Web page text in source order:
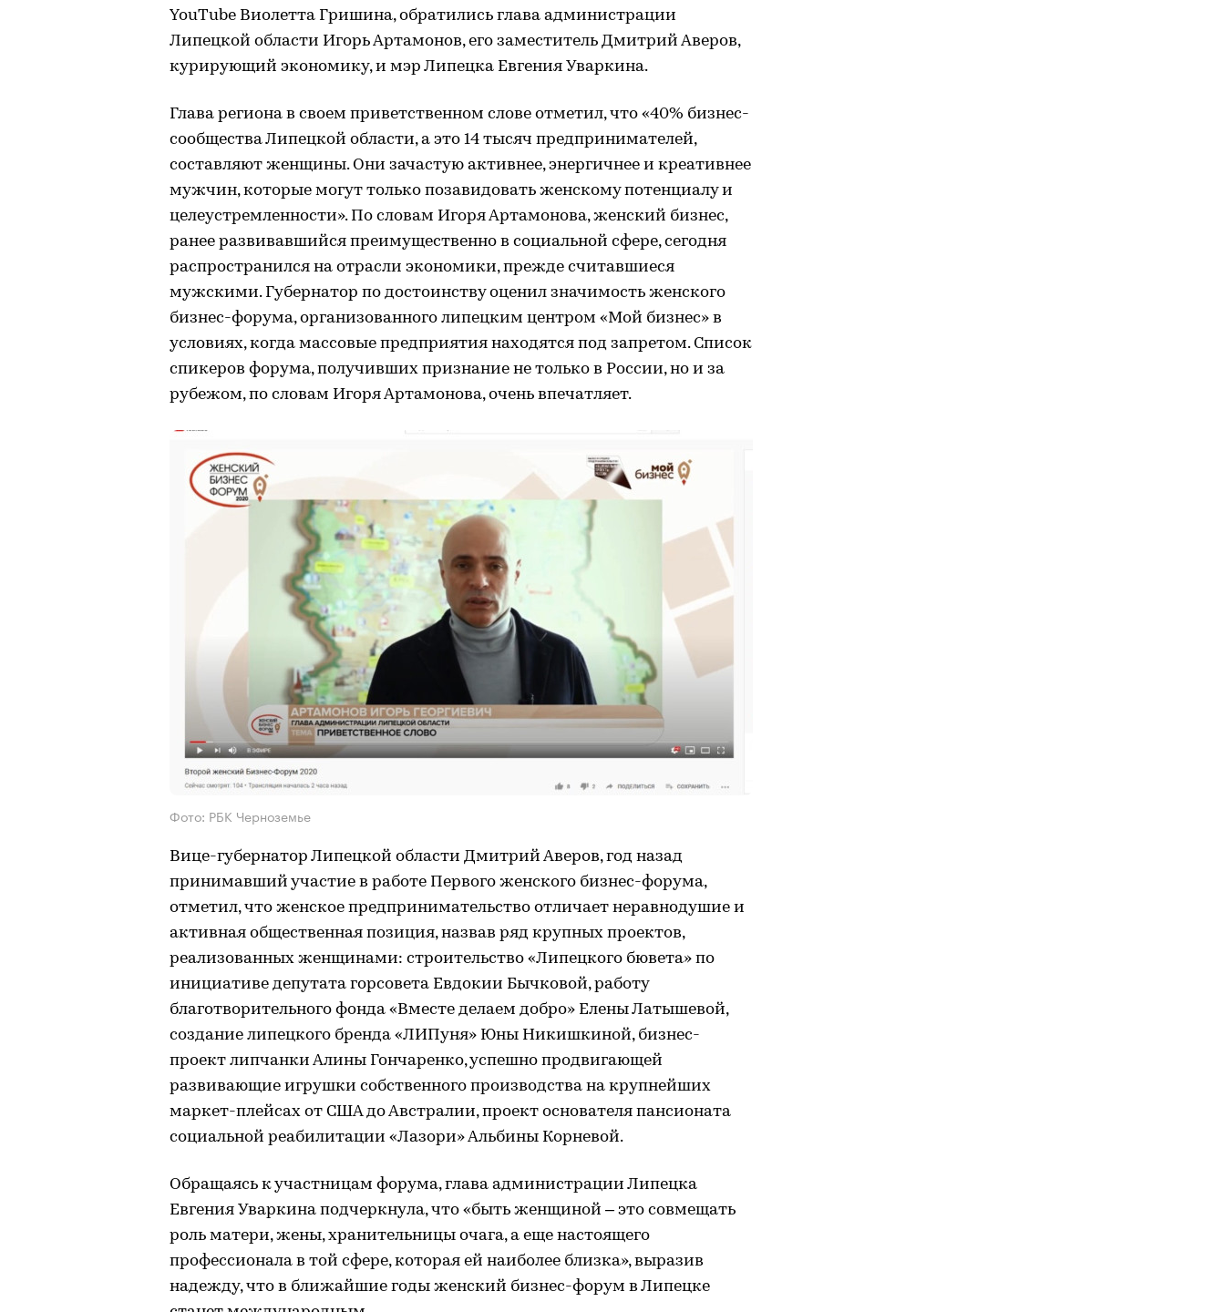
YouTube Виолетта Гришина, обратились глава администрации
Липецкой области Игорь Артамонов, его заместитель Дмитрий Аверов,
курирующий экономику, и мэр Липецка Евгения Уваркина.
Глава региона в своем приветственном слове отметил, что «40% бизнес-
сообщества Липецкой области, а это 14 тысяч предпринимателей,
составляют женщины. Они зачастую активнее, энергичнее и креативнее
мужчин, которые могут только позавидовать женскому потенциалу и
целеустремленности». По словам Игоря Артамонова, женский бизнес,
ранее развивавшийся преимущественно в социальной сфере, сегодня
распространился на отрасли экономики, прежде считавшиеся
мужскими. Губернатор по достоинству оценил значимость женского
бизнес-форума, организованного липецким центром «Мой бизнес» в
условиях, когда массовые предприятия находятся под запретом. Список
спикеров форума, получивших признание не только в России, но и за
рубежом, по словам Игоря Артамонова, очень впечатляет.
Фото: РБК Черноземье
Вице-губернатор Липецкой области Дмитрий Аверов, год назад
принимавший участие в работе Первого женского бизнес-форума,
отметил, что женское предпринимательство отличает неравнодушие и
активная общественная позиция, назвав ряд крупных проектов,
реализованных женщинами: строительство «Липецкого бювета» по
инициативе депутата горсовета Евдокии Бычковой, работу
благотворительного фонда «Вместе делаем добро» Елены Латышевой,
создание липецкого бренда «ЛИПуня» Юны Никишкиной, бизнес-
проект липчанки Алины Гончаренко, успешно продвигающей
развивающие игрушки собственного производства на крупнейших
маркет-плейсах от США до Австралии, проект основателя пансионата
социальной реабилитации «Лазори» Альбины Корневой.
Обращаясь к участницам форума, глава администрации Липецка
Евгения Уваркина подчеркнула, что «быть женщиной – это совмещать
роль матери, жены, хранительницы очага, а еще настоящего
профессионала в той сфере, которая ей наиболее близка», выразив
надежду, что в ближайшие годы женский бизнес-форум в Липецке